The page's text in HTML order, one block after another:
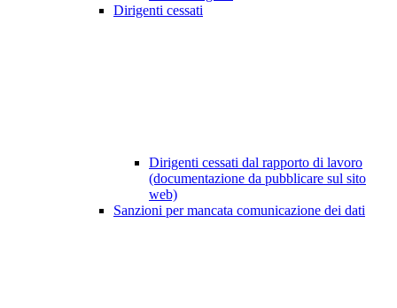
Dirigenti cessati
Dirigenti cessati dal rapporto di lavoro
(documentazione da pubblicare sul sito
web)
Sanzioni per mancata comunicazione dei dati